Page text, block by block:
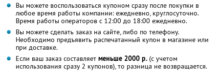
Вы можете воспользоваться купоном сразу после покупки в
любое время работы компании: ежедневно, круглосуточно.
Время работы операторов с 12:00 до 18:00 ежедневно.
Вы можете сделать заказ на сайте, либо по телефону.
Необходимо предъявить распечатанный купон в магазине или
при доставке.
Если ваш заказ составляет меньше 2000 р. (с учетом
использования сразу 2 купонов), то разница не возвращается.